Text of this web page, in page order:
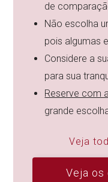
de
Não escolha
pois algumas
Considere a
para sua
Reserve com
grande
Veja
Veja